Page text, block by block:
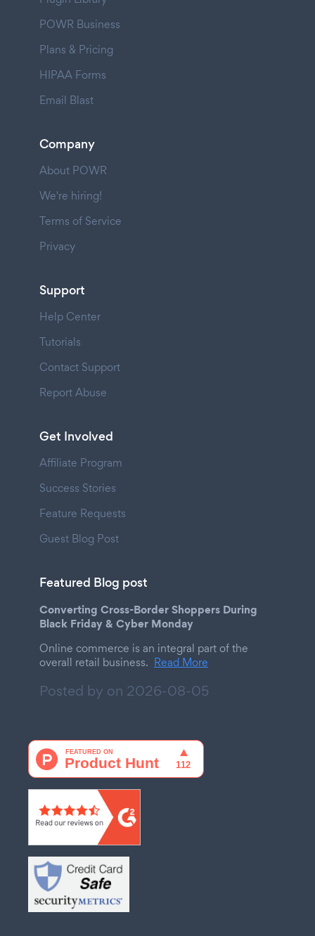
POWR Business
Plans & Pricing
HIPAA Forms
Email Blast
Company
About POWR
We're hiring!
Terms of Service
Privacy
Support
Help Center
Tutorials
Contact Support
Report Abuse
Get Involved
Affiliate Program
Success Stories
Feature Requests
Guest Blog Post
Featured Blog post
Converting Cross-Border Shoppers During
Black Friday & Cyber Monday
Online commerce is an integral part of the
overall retail business. Read More
Posted by on 2026-08-05